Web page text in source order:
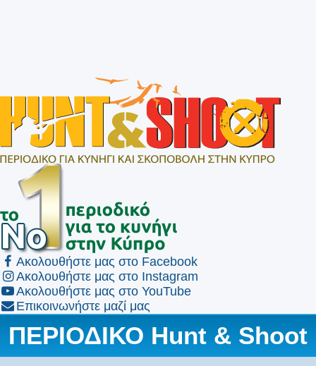
Ακολουθήστε μας στο Facebook
Ακολουθήστε μας στο Instagram
Ακολουθήστε μας στο YouTube
Επικοινωνήστε μαζί μας
ΠΕΡΙΟΔΙΚΟ Hunt & Shoot